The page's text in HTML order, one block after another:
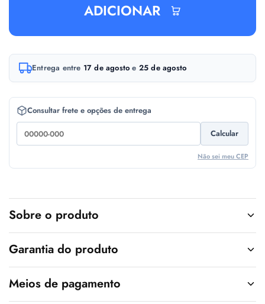
ADICIONAR
A
i
v
e
:
Entrega entre 17 de agosto e 25 de agosto
Consultar frete e opções de entrega
Calcular
Não sei meu CEP
Sobre o produto
Garantia do produto
Meios de pagamento